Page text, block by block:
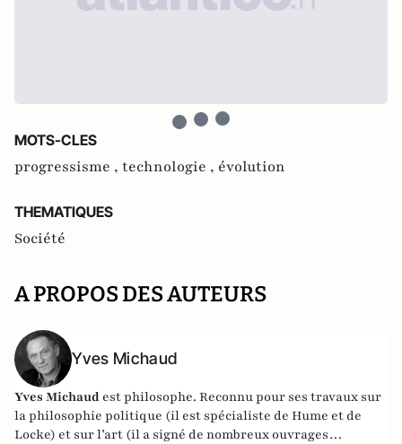
MOTS-CLES
progressisme , technologie , évolution
THEMATIQUES
Société
A PROPOS DES AUTEURS
Yves Michaud
Yves Michaud est philosophe. Reconnu pour ses travaux sur
la philosophie politique (il est spécialiste de Hume et de
Locke) et sur l’art (il a signé de nombreux ouvrages